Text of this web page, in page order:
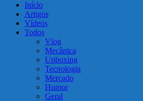
Início
Artigos
Vídeos
Todos
Vlog
Mecânica
Unboxing
Tecnologia
Mercado
Humor
Geral